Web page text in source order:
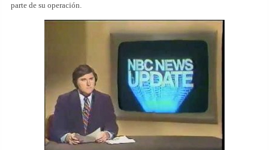
parte de su operación.